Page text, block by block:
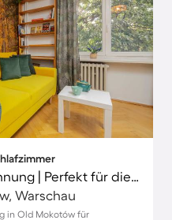
Familienfreundliche Wohnung | Perfekt für die Arbeit von Zuhause
Warschau
in Old Mokotów für